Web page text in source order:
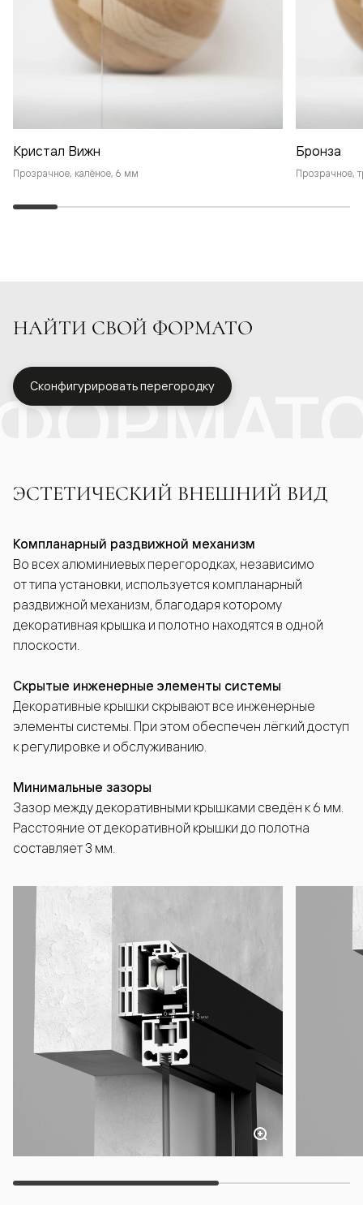
Кристал Вижн
Прозрачное, калёное, 6 мм
Бронза
Прозрачное,
НАЙТИ СВОЙ ФОРМАТО
Сконфигурировать перегородку
ЭСТЕТИЧЕСКИЙ ВНЕШНИЙ ВИД
Компланарный раздвижной механизм
Во всех алюминиевых перегородках, независимо
от типа установки, используется компланарный
раздвижной механизм, благодаря которому
декоративная крышка и полотно находятся в одной
плоскости.
Скрытые инженерные элементы системы
Декоративные крышки скрывают все инженерные
элементы системы. При этом обеспечен лёгкий доступ
к регулировке и обслуживанию.
Минимальные зазоры
Зазор между декоративными крышками сведён к 6 мм.
Расстояние от декоративной крышки до полотна
составляет 3 мм.